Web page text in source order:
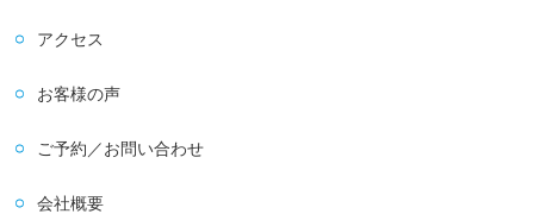
アクセス
お客様の声
ご予約／お問い合わせ
会社概要